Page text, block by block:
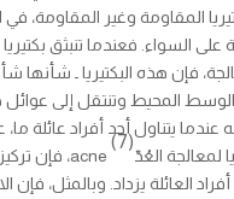
المقاومة وغير المقاومة، في
على السواء. فعندما تنبثق
فإن هذه البكتيريا ـ شأنها
المحيط وتنتقل إلى عوائل
عندما يتناول أحد أفراد عائلة ما،
لمعالجة العُدّ
(7)
acne، فإن تركيز
العائلة يزداد. وبالمثل، فإن